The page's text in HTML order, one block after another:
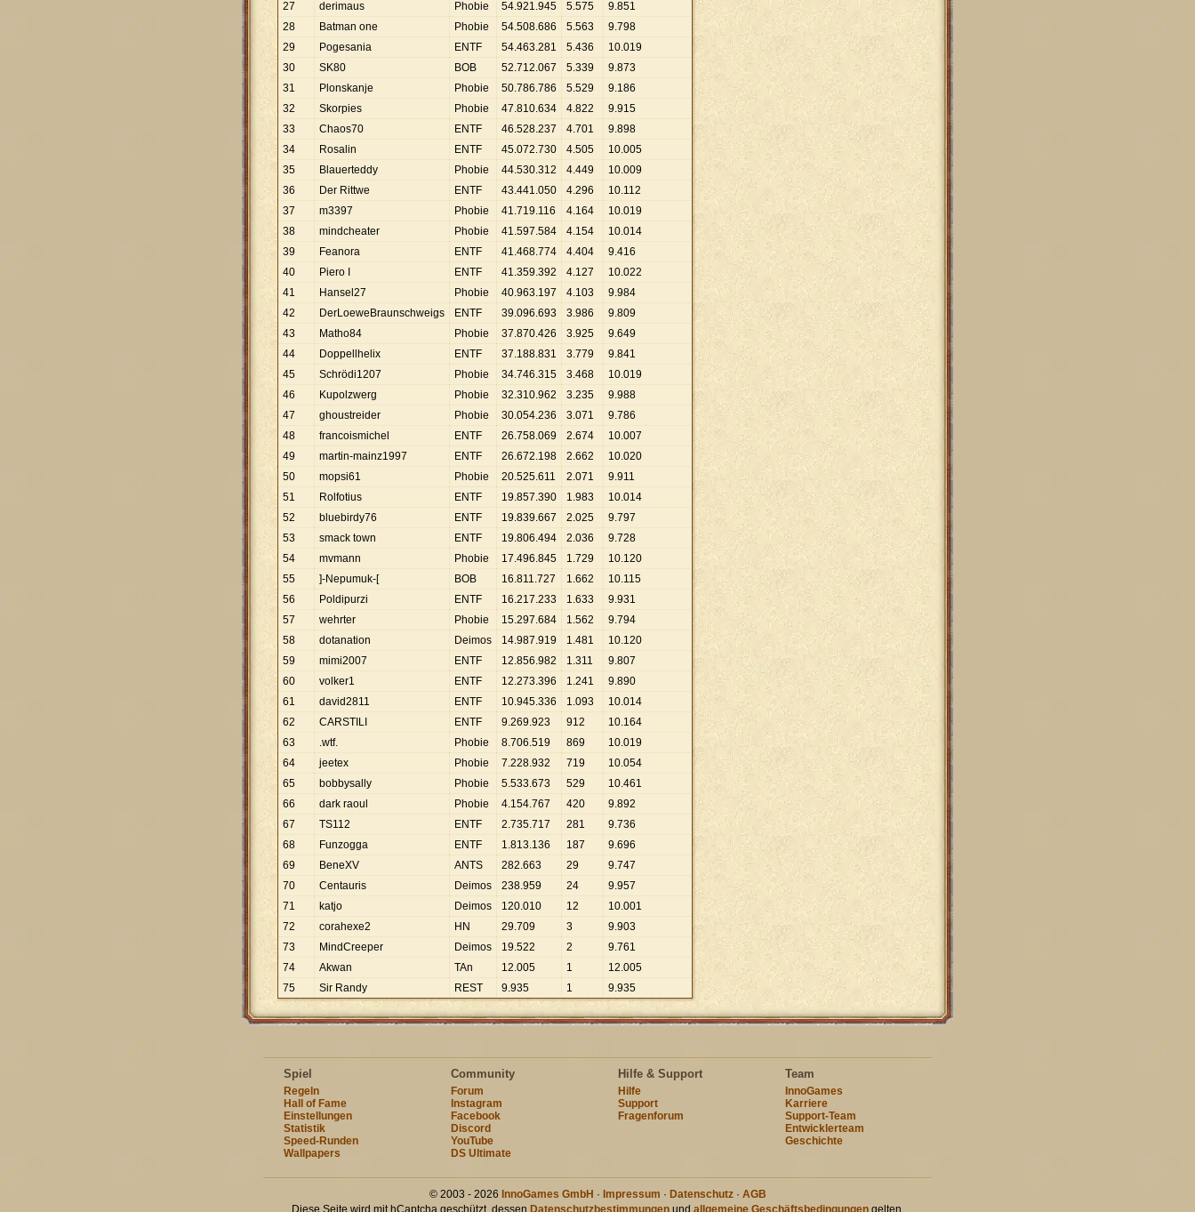
27
derimaus Phobie 54.921.945 5.575 9.851
28
Batman one Phobie 54.508.686 5.563 9.798
29
Pogesania ENTF 54.463.281 5.436 10.019
30
SK80 BOB 52.712.067 5.339 9.873
31
Plonskanje Phobie 50.786.786 5.529 9.186
32
Skorpies Phobie 47.810.634 4.822 9.915
33
Chaos70 ENTF 46.528.237 4.701 9.898
34
Rosalin ENTF 45.072.730 4.505 10.005
35
Blauerteddy Phobie 44.530.312 4.449 10.009
36
Der Rittwe ENTF 43.441.050 4.296 10.112
37
m3397 Phobie 41.719.116 4.164 10.019
38
mindcheater Phobie 41.597.584 4.154 10.014
39
Feanora ENTF 41.468.774 4.404 9.416
40
Piero I ENTF 41.359.392 4.127 10.022
41
Hansel27 Phobie 40.963.197 4.103 9.984
42
DerLoeweBraunschweigs ENTF 39.096.693 3.986 9.809
43
Matho84 Phobie 37.870.426 3.925 9.649
44
Doppellhelix ENTF 37.188.831 3.779 9.841
45
Schrödi1207 Phobie 34.746.315 3.468 10.019
46
Kupolzwerg Phobie 32.310.962 3.235 9.988
47
ghoustreider Phobie 30.054.236 3.071 9.786
48
francoismichel ENTF 26.758.069 2.674 10.007
49
martin-mainz1997 ENTF 26.672.198 2.662 10.020
50
mopsi61 Phobie 20.525.611 2.071 9.911
51
Rolfotius ENTF 19.857.390 1.983 10.014
52
bluebirdy76 ENTF 19.839.667 2.025 9.797
53
smack town ENTF 19.806.494 2.036 9.728
54
mvmann Phobie 17.496.845 1.729 10.120
55
]-Nepumuk-[ BOB 16.811.727 1.662 10.115
56
Poldipurzi ENTF 16.217.233 1.633 9.931
57
wehrter Phobie 15.297.684 1.562 9.794
58
dotanation Deimos 14.987.919 1.481 10.120
59
mimi2007 ENTF 12.856.982 1.311 9.807
60
volker1 ENTF 12.273.396 1.241 9.890
61
david2811 ENTF 10.945.336 1.093 10.014
62
CARSTILI ENTF 9.269.923 912 10.164
63
.wtf. Phobie 8.706.519 869 10.019
64
jeetex Phobie 7.228.932 719 10.054
65
bobbysally Phobie 5.533.673 529 10.461
66
dark raoul Phobie 4.154.767 420 9.892
67
TS112 ENTF 2.735.717 281 9.736
68
Funzogga ENTF 1.813.136 187 9.696
69
BeneXV ANTS 282.663 29 9.747
70
Centauris Deimos 238.959 24 9.957
71
katjo Deimos 120.010 12 10.001
72
corahexe2 HN 29.709 3 9.903
73
MindCreeper Deimos 19.522 2 9.761
74
Akwan TAn 12.005 1 12.005
75
Sir Randy REST 9.935 1 9.935
Spiel
Regeln
Hall of Fame
Einstellungen
Statistik
Speed-Runden
Wallpapers
Community
Forum
Instagram
Facebook
Discord
YouTube
DS Ultimate
Hilfe & Support
Hilfe
Support
Fragenforum
Team
InnoGames
Karriere
Support-Team
Entwicklerteam
Geschichte
© 2003 - 2026 InnoGames GmbH · Impressum · Datenschutz· AGB
Diese Seite wird mit hCaptcha geschützt, dessen Datenschutzbestimmungenund allgemeine Geschäftsbedingungengelten.